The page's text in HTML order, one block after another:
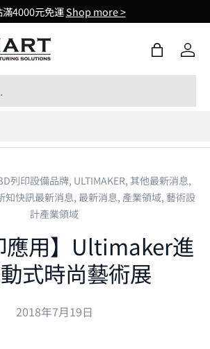
滿4000元免運Shop more >
購物袋登入
列印設備品牌, ULTIMAKER, 其他最新消息,
知快訊最新消息, 最新消息, 產業領域, 藝術設
計產業領域
應用】Ultimaker進
式時尚藝術展
2018年7月19日